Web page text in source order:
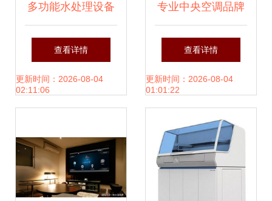
多功能水处理设备
从工业应用到家庭
健康的全面解决方
查看详情
更新时间：2026-08-04
02:11:06
专业中央空调品牌
如何借‘家加润’布局
家用视听设备市场
查看详情
更新时间：2026-08-04
01:01:22